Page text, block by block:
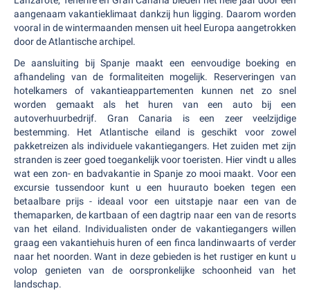
aangenaam vakantieklimaat dankzij hun ligging. Daarom worden
vooral in de wintermaanden mensen uit heel Europa aangetrokken
door de Atlantische archipel.
De aansluiting bij Spanje maakt een eenvoudige boeking en
afhandeling van de formaliteiten mogelijk. Reserveringen van
hotelkamers of vakantieappartementen kunnen net zo snel
worden gemaakt als het huren van een auto bij een
autoverhuurbedrijf. Gran Canaria is een zeer veelzijdige
bestemming. Het Atlantische eiland is geschikt voor zowel
pakketreizen als individuele vakantiegangers. Het zuiden met zijn
stranden is zeer goed toegankelijk voor toeristen. Hier vindt u alles
wat een zon- en badvakantie in Spanje zo mooi maakt. Voor een
excursie tussendoor kunt u een huurauto boeken tegen een
betaalbare prijs - ideaal voor een uitstapje naar een van de
themaparken, de kartbaan of een dagtrip naar een van de resorts
van het eiland. Individualisten onder de vakantiegangers willen
graag een vakantiehuis huren of een finca landinwaarts of verder
naar het noorden. Want in deze gebieden is het rustiger en kunt u
volop genieten van de oorspronkelijke schoonheid van het
landschap.